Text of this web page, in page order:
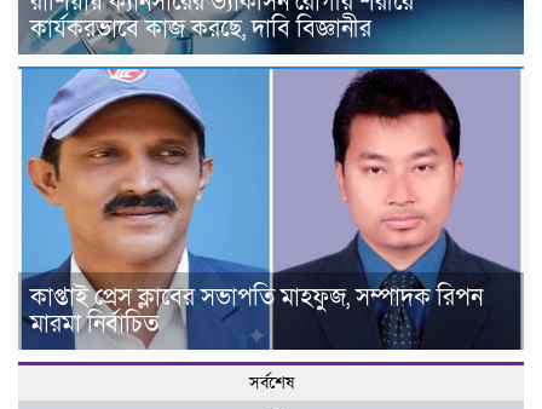
কার্যকরভাবে কাজ করছে, দাবি বিজ্ঞানীর
কাপ্তাই প্রেস ক্লাবের সভাপতি মাহফুজ, সম্পাদক রিপন
মারমা নির্বাচিত
সর্বশেষ